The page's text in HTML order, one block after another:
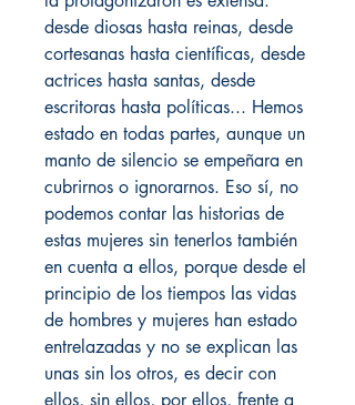
desde diosas hasta reinas, desde
cortesanas hasta científicas, desde
actrices hasta santas, desde
escritoras hasta políticas... Hemos
estado en todas partes, aunque un
manto de silencio se empeñara en
cubrirnos o ignorarnos. Eso sí, no
podemos contar las historias de
estas mujeres sin tenerlos también
en cuenta a ellos, porque desde el
principio de los tiempos las vidas
de hombres y mujeres han estado
entrelazadas y no se explican las
unas sin los otros, es decir con
ellos, sin ellos, por ellos, frente a